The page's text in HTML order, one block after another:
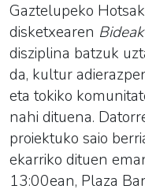
Gaztelupeko Hotsak
disketxearen Bideak
disziplina batzuk
da, kultur
eta tokiko
nahi dituena.
proiektuko saio
ekarriko dituen
13:00ean, Plaza